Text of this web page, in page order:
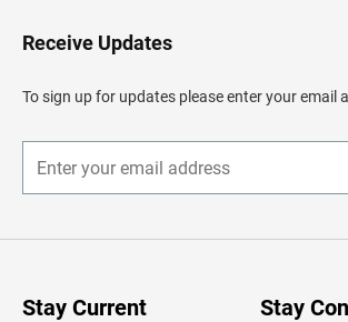
a
r
l
e
c
e
d
Receive Updates
To sign up for updates please enter your email
n
r
Stay Current Stay